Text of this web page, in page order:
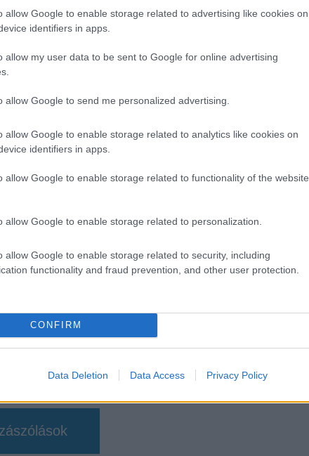
allow Google to enable storage related to advertising like cookies on
identifiers in apps.
allow my user data to be sent to Google for online advertising
allow Google to send me personalized advertising.
allow Google to enable storage related to analytics like cookies on
identifiers in apps.
allow Google to enable storage related to functionality of the website
allow Google to enable storage related to personalization.
allow Google to enable storage related to security, including
functionality and fraud prevention, and other user protection.
CONFIRM
Data Deletion Data Access Privacy Policy
kütyük széles választékát kínálta, a későbbi
reményében, hogy új játékosokat tud bevonzani.
a közösség növekedéséhez. Akik még
nagyjából két hónapjuk maradt arra, hogy
hangulata – Jön a második forduló! (X)
#szerverleállás #new generation games
#wishlist